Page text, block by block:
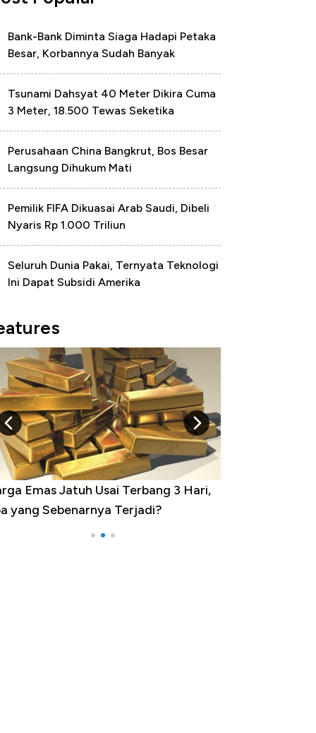
Bank-Bank Diminta Siaga Hadapi Petaka
Besar, Korbannya Sudah Banyak
Tsunami Dahsyat 40 Meter Dikira Cuma
3 Meter, 18.500 Tewas Seketika
Perusahaan China Bangkrut, Bos Besar
Langsung Dihukum Mati
Pemilik FIFA Dikuasai Arab Saudi, Dibeli
Nyaris Rp 1.000 Triliun
Seluruh Dunia Pakai, Ternyata Teknologi
Ini Dapat Subsidi Amerika
China Menggila, Jadi Sumber
100 Negara